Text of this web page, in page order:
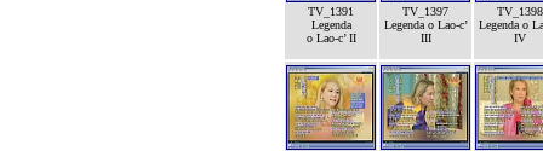
TV_1391
Legenda
o Lao-c’ II
TV_1397
Legenda o Lao-c’
III
TV_1398
Legenda o
IV